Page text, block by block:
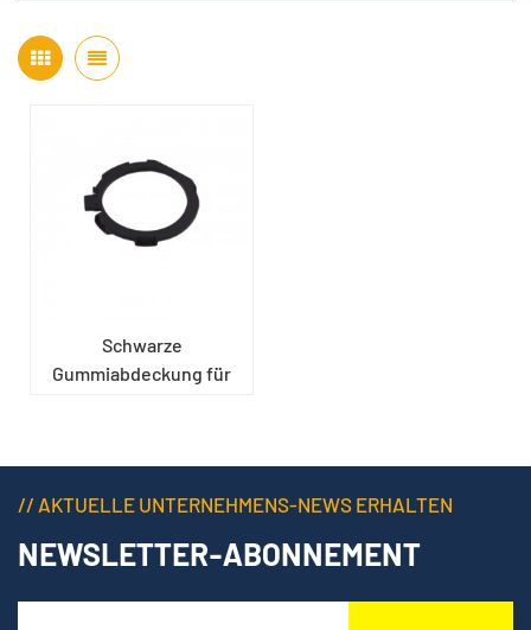
Schwarze
Gummiabdeckung für
// AKTUELLE UNTERNEHMENS-NEWS ERHALTEN
NEWSLETTER-ABONNEMENT